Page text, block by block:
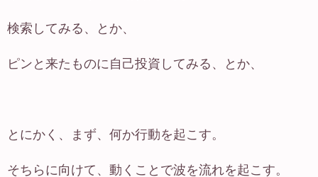
検索してみる、とか、
ピンと来たものに自己投資してみる、とか、
とにかく、まず、何か行動を起こす。
そちらに向けて、動くことで波を流れを起こす。